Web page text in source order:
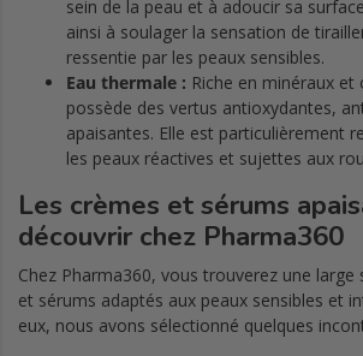
sein de la peau et à adoucir sa
ainsi à soulager la sensation de
ressentie par les peaux sensibles.
Eau thermale : Riche en minéraux
possède des vertus antioxydantes,
apaisantes. Elle est particulièrement
les peaux réactives et sujettes aux
Les crèmes et sérums
découvrir chez Pharma360
Chez Pharma360, vous trouverez une large
et sérums adaptés aux peaux sensibles et
eux, nous avons sélectionné quelques